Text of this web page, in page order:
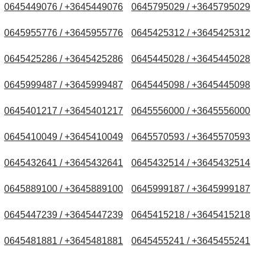
0645449076 / +3645449076 0645795029 / +3645795029
0645955776 / +3645955776 0645425312 / +3645425312
0645425286 / +3645425286 0645445028 / +3645445028
0645999487 / +3645999487 0645445098 / +3645445098
0645401217 / +3645401217 0645556000 / +3645556000
0645410049 / +3645410049 0645570593 / +3645570593
0645432641 / +3645432641 0645432514 / +3645432514
0645889100 / +3645889100 0645999187 / +3645999187
0645447239 / +3645447239 0645415218 / +3645415218
0645481881 / +3645481881 0645455241 / +3645455241